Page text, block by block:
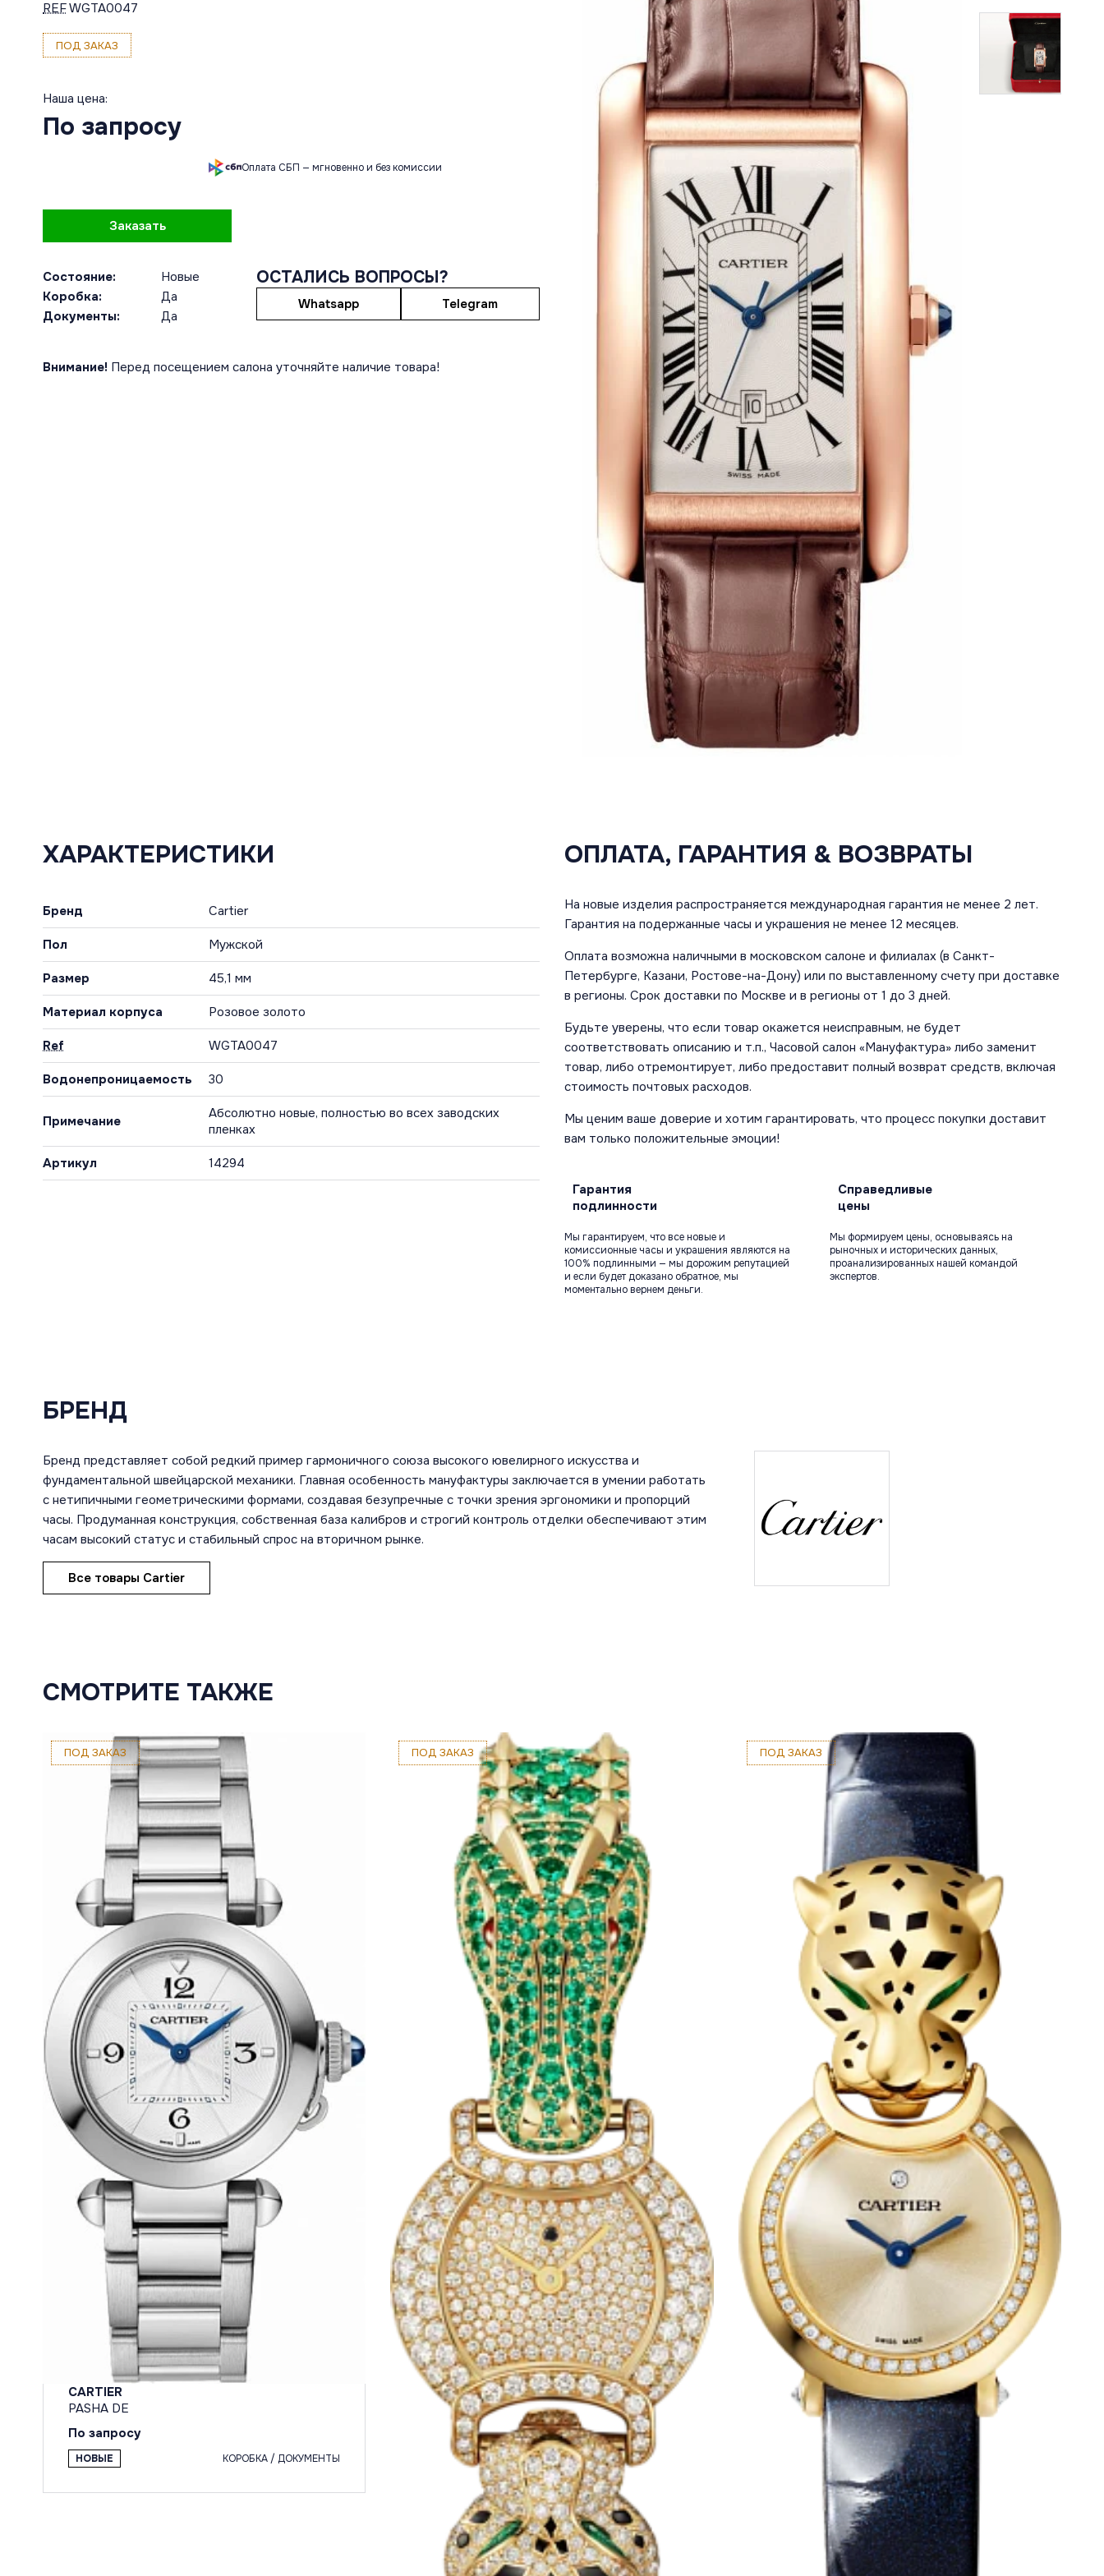
REFWGTA0047
ПОД ЗАКАЗ
Наша цена:
По запросу
Оплата СБП — мгновенно и без комиссии
Заказать
Состояние:
Новые
Коробка:
Да
Документы:
Да
ОСТАЛИСЬ ВОПРОСЫ?
Whatsapp Telegram
Внимание! Перед посещением салона уточняйте наличие товара!
ХАРАКТЕРИСТИКИ
Бренд Cartier
Пол Мужской
Размер 45,1 мм
Материал корпуса Розовое золото
Ref WGTA0047
Водонепроницаемость 30
Примечание
Абсолютно новые, полностью во всех заводских
пленках
Артикул 14294
ОПЛАТА, ГАРАНТИЯ & ВОЗВРАТЫ
На новые изделия распространяется международная гарантия не менее 2 лет.
Гарантия на подержанные часы и украшения не менее 12 месяцев.
Оплата возможна наличными в московском салоне и филиалах (в Санкт-
Петербурге, Казани, Ростове-на-Дону) или по выставленному счету при доставке
в регионы. Срок доставки по Москве и в регионы от 1 до 3 дней.
Будьте уверены, что если товар окажется неисправным, не будет
соответствовать описанию и т.п., Часовой салон «Мануфактура» либо заменит
товар, либо отремонтирует, либо предоставит полный возврат средств, включая
стоимость почтовых расходов.
Мы ценим ваше доверие и хотим гарантировать, что процесс покупки доставит
вам только положительные эмоции!
Гарантия
подлинности
Мы гарантируем, что все новые и
комиссионные часы и украшения являются на
100% подлинными — мы дорожим репутацией
и если будет доказано обратное, мы
моментально вернем деньги.
Справедливые
цены
Мы формируем цены, основываясь на
рыночных и исторических данных,
проанализированных нашей командой
экспертов.
БРЕНД
Бренд представляет собой редкий пример гармоничного союза высокого ювелирного искусства и
фундаментальной швейцарской механики. Главная особенность мануфактуры заключается в умении работать
с нетипичными геометрическими формами, создавая безупречные с точки зрения эргономики и пропорций
часы. Продуманная конструкция, собственная база калибров и строгий контроль отделки обеспечивают этим
часам высокий статус и стабильный спрос на вторичном рынке.
Все товары Cartier
СМОТРИТЕ ТАКЖЕ
ПОД ЗАКАЗ
CARTIER
PASHA DE
По запросу
НОВЫЕ КОРОБКА / ДОКУМЕНТЫ
ПОД ЗАКАЗ ПОД ЗАКАЗ